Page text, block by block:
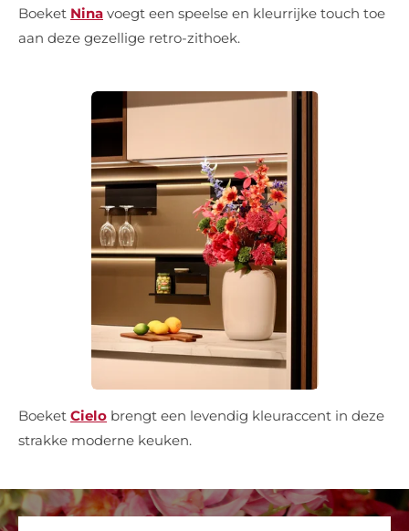
Boeket Nina voegt een speelse en kleurrijke touch toe
aan deze gezellige retro-zithoek.
Boeket Cielo brengt een levendig kleuraccent in deze
strakke moderne keuken.